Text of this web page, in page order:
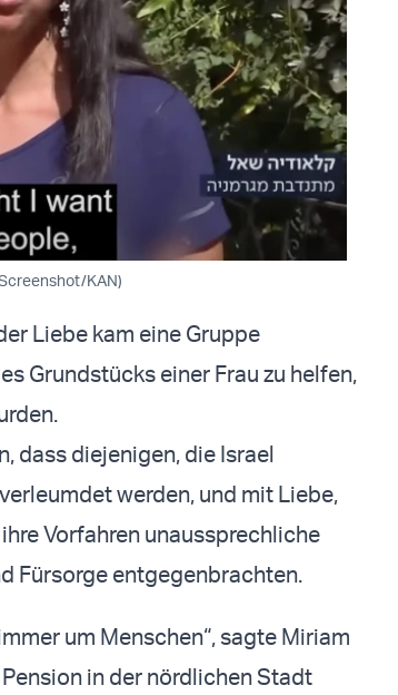
KAN)
Liebe kam eine Gruppe
Grundstücks einer Frau zu helfen,
dass diejenigen, die Israel
werden, und mit Liebe,
Vorfahren unaussprechliche
Fürsorge entgegenbrachten.
um Menschen“, sagte Miriam
in der nördlichen Stadt